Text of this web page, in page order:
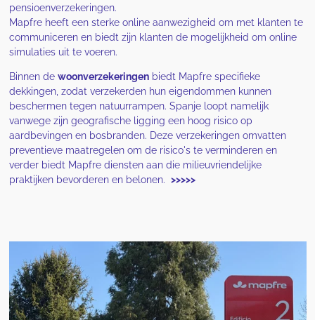
pensioenverzekeringen.
Mapfre heeft een sterke online aanwezigheid om met klanten te
communiceren en biedt zijn klanten de mogelijkheid om online
simulaties uit te voeren.
Binnen de woonverzekeringenbiedt Mapfre specifieke
dekkingen, zodat verzekerden hun eigendommen kunnen
beschermen tegen natuurrampen. Spanje loopt namelijk
vanwege zijn geografische ligging een hoog risico op
aardbevingen en bosbranden. Deze verzekeringen omvatten
preventieve maatregelen om de risico's te verminderen en
verder biedt Mapfre diensten aan die milieuvriendelijke
praktijken bevorderen en belonen. >>>>>